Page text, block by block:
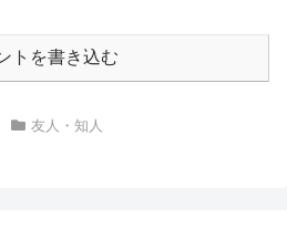
トを書き込む
友人・知人